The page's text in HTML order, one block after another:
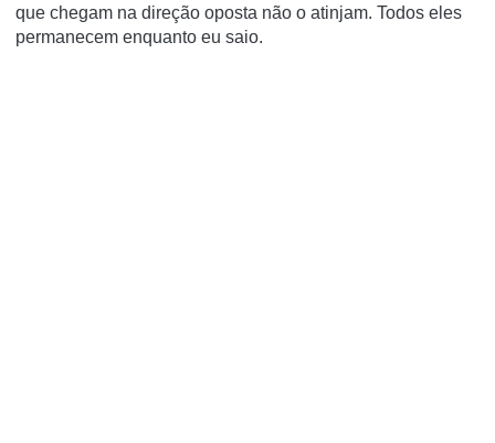
que chegam na direção oposta não o atinjam. Todos eles
permanecem enquanto eu saio.